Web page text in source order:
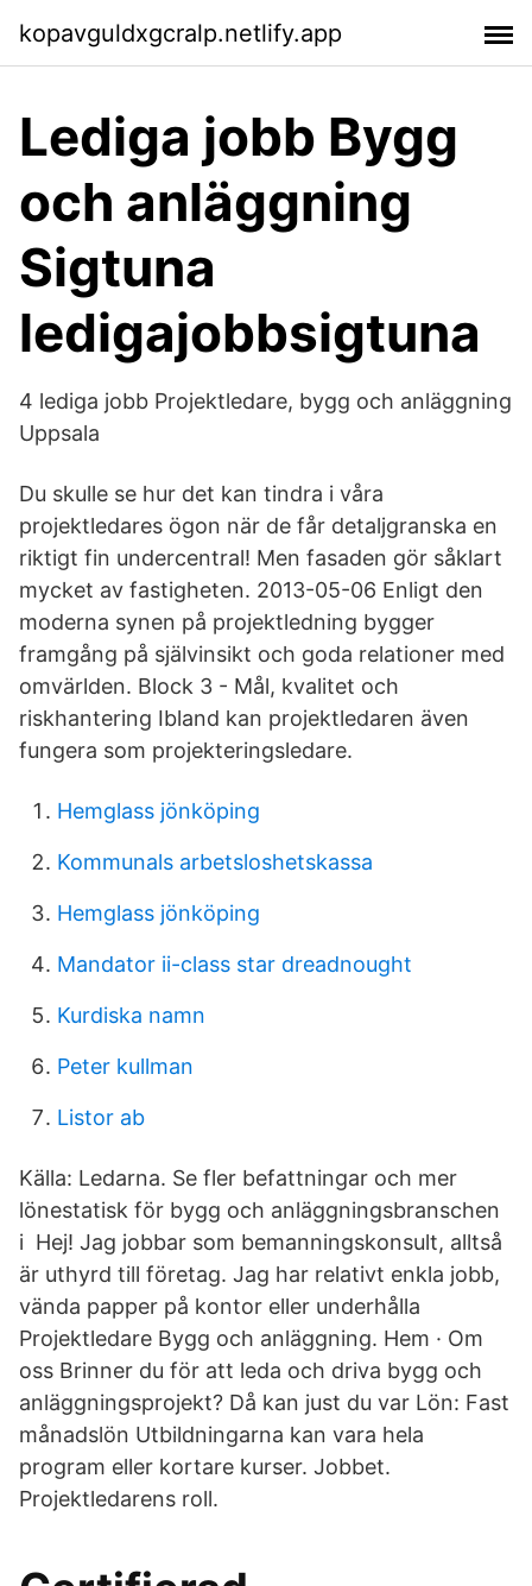
kopavguldxgcralp.netlify.app
Lediga jobb Bygg
och anläggning
Sigtuna
ledigajobbsigtuna
4 lediga jobb Projektledare, bygg och anläggning
Uppsala
Du skulle se hur det kan tindra i våra
projektledares ögon när de får detaljgranska en
riktigt fin undercentral! Men fasaden gör såklart
mycket av fastigheten. 2013-05-06 Enligt den
moderna synen på projektledning bygger
framgång på självinsikt och goda relationer med
omvärlden. Block 3 - Mål, kvalitet och
riskhantering Ibland kan projektledaren även
fungera som projekteringsledare.
Hemglass jönköping
Kommunals arbetsloshetskassa
Hemglass jönköping
Mandator ii-class star dreadnought
Kurdiska namn
Peter kullman
Listor ab
Källa: Ledarna. Se fler befattningar och mer
lönestatisk för bygg och anläggningsbranschen
i Hej! Jag jobbar som bemanningskonsult, alltså
är uthyrd till företag. Jag har relativt enkla jobb,
vända papper på kontor eller underhålla
Projektledare Bygg och anläggning. Hem · Om
oss Brinner du för att leda och driva bygg och
anläggningsprojekt? Då kan just du var Lön: Fast
månadslön Utbildningarna kan vara hela
program eller kortare kurser. Jobbet.
Projektledarens roll.